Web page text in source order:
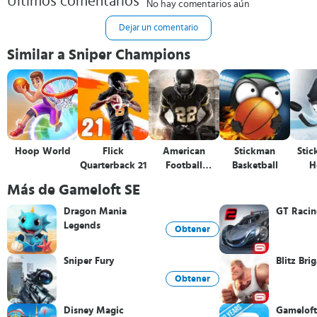
No hay comentarios aún
Dejar un comentario
Similar a Sniper Champions
Hoop World
Flick
Quarterback 21
American
Football
Stickman
Basketball
Más de Gameloft SE
Dragon Mania
Legends
Obtener
Sniper Fury
Obtener
Disney Magic
GT
Blitz